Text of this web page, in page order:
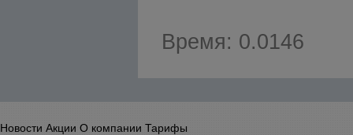
Время: 0.0146
Новости Акции О компании Тарифы